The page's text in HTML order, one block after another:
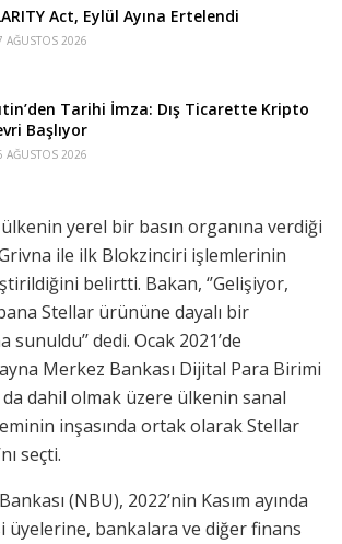
Act, Eylül Ayına Ertelendi
AĞUSTOS 2026
Tarihi İmza: Dış Ticarette Kripto
Başlıyor
AĞUSTOS 2026
yerel bir basın organına verdiği
ile ilk Blokzinciri işlemlerinin
belirtti. Bakan, ‘’Gelişiyor,
Stellar ürününe dayalı bir
dedi. Ocak 2021’de
Merkez Bankası Dijital Para Birimi
da dahil olmak üzere ülkenin sanal
inşasında ortak olarak Stellar
seçti.
(NBU), 2022’nin Kasım ayında
bankalara ve diğer finans